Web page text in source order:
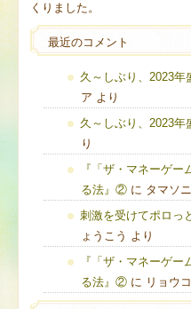
くりました。
最近のコメント
久～しぶり、2023年
ア より
久～しぶり、2023年
り
『「ザ・マネーゲー
る法』② に タマソ
刺激を受けてポロっ
ょうこう より
『「ザ・マネーゲー
る法』② に リョウ